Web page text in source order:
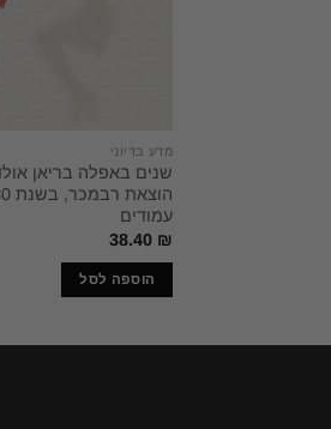
מדע בדיוני
שנים באפלה בריאן
עמודים
38.40 ₪
הוספה לסל